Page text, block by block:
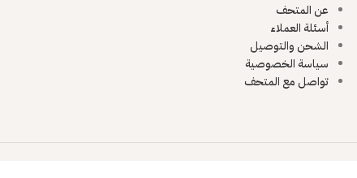
عن المتحف
أسئلة العملاء
الشحن والتوصيل
سياسة الخصوصية
تواصل مع المتحف